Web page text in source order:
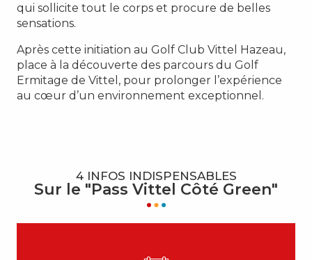
qui sollicite tout le corps et procure de belles
sensations.
Après cette initiation au Golf Club Vittel Hazeau,
place à la découverte des parcours du Golf
Ermitage de Vittel, pour prolonger l’expérience
au cœur d’un environnement exceptionnel.
4 INFOS INDISPENSABLES
Sur le "Pass Vittel Côté Green"